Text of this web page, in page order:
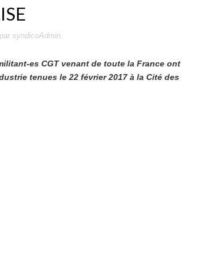
syndicoAdmin.
es CGT venant de toute la France ont
tenues le 22 février 2017 à la Cité des